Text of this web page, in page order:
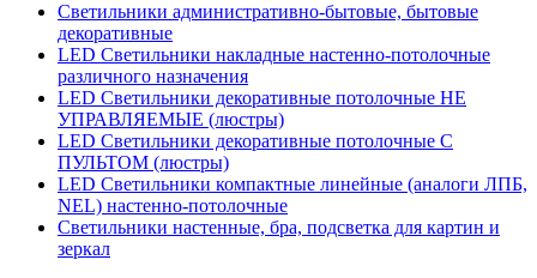
Светильники административно-бытовые, бытовые
декоративные
LED Cветильники накладные настенно-потолочные
различного назначения
LED Светильники декоративные потолочные НЕ
УПРАВЛЯЕМЫЕ (люстры)
LED Светильники декоративные потолочные С
ПУЛЬТОМ (люстры)
LED Светильники компактные линейные (аналоги ЛПБ,
NEL) настенно-потолочные
Светильники настенные, бра, подсветка для картин и
зеркал